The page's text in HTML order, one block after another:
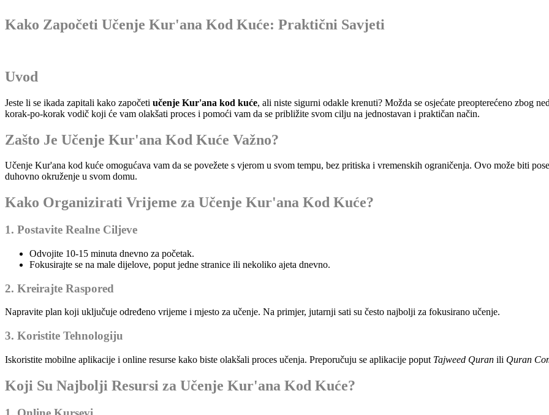
Kako Započeti Učenje Kur'ana Kod Kuće: Praktični Savjeti
Uvod
Jeste li se ikada zapitali kako započeti učenje Kur'ana kod kuće, ali niste sigurni odakle krenuti? Možda se osjećate preopterećeno zbog
korak-po-korak vodič koji će vam olakšati proces i pomoći vam da se približite svom cilju na jednostavan i praktičan način.
Zašto Je Učenje Kur'ana Kod Kuće Važno?
Učenje Kur'ana kod kuće omogućava vam da se povežete s vjerom u svom tempu, bez pritiska i vremenskih ograničenja. Ovo može biti
duhovno okruženje u svom domu.
Kako Organizirati Vrijeme za Učenje Kur'ana Kod Kuće?
1. Postavite Realne Ciljeve
Odvojite 10-15 minuta dnevno za početak.
Fokusirajte se na male dijelove, poput jedne stranice ili nekoliko ajeta dnevno.
2. Kreirajte Raspored
Napravite plan koji uključuje određeno vrijeme i mjesto za učenje. Na primjer, jutarnji sati su često najbolji za fokusirano učenje.
3. Koristite Tehnologiju
Iskoristite mobilne aplikacije i online resurse kako biste olakšali proces učenja. Preporučuju se aplikacije poput Tajweed Quran ili Quran
Koji Su Najbolji Resursi za Učenje Kur'ana Kod Kuće?